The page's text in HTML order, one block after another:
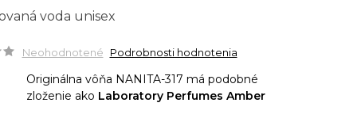
voda unisex
Neohodnotené Podrobnosti hodnotenia
Originálna vôňa NANITA-317 má podobné
zloženie ako Laboratory Perfumes Amber